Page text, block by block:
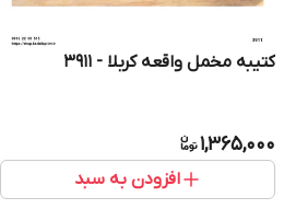
کتیبه مخمل واقعه کربلا - 3911
1,365,000
افزودن به سبد